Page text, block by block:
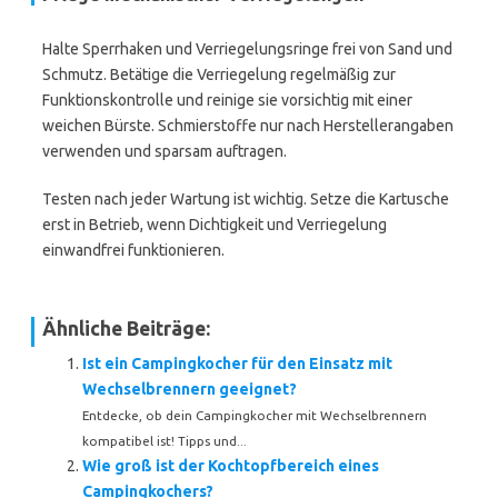
Halte Sperrhaken und Verriegelungsringe frei von Sand und
Schmutz. Betätige die Verriegelung regelmäßig zur
Funktionskontrolle und reinige sie vorsichtig mit einer
weichen Bürste. Schmierstoffe nur nach Herstellerangaben
verwenden und sparsam auftragen.
Testen nach jeder Wartung ist wichtig. Setze die Kartusche
erst in Betrieb, wenn Dichtigkeit und Verriegelung
einwandfrei funktionieren.
Ähnliche Beiträge:
Ist ein Campingkocher für den Einsatz mit
Wechselbrennern geeignet?
Entdecke, ob dein Campingkocher mit Wechselbrennern
kompatibel ist! Tipps und...
Wie groß ist der Kochtopfbereich eines
Campingkochers?